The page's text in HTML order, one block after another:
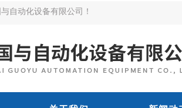
自动化设备有限公司！